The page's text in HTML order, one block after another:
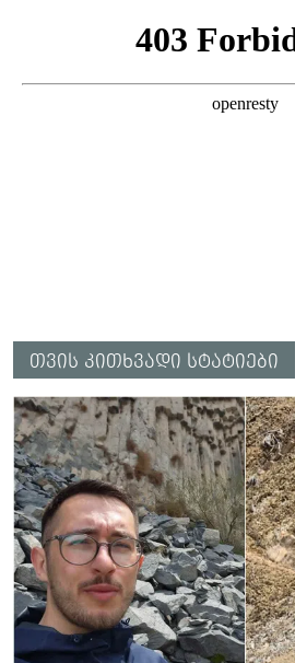
თვის კითხვადი სტატიები